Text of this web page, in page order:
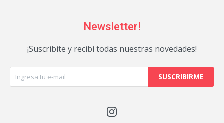
Newsletter!
¡Suscribite y recibí todas nuestras novedades!
SUSCRIBIRME
